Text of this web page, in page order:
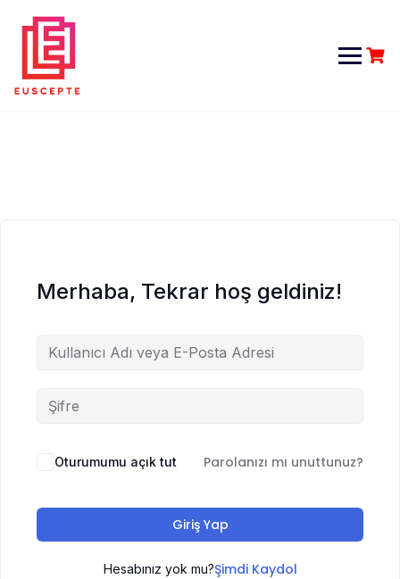
content
Merhaba, Tekrar hoş geldiniz!
Oturumumu açık tut Parolanızı mı unuttunuz?
Giriş Yap
Hesabınız yok mu?Şimdi Kaydol